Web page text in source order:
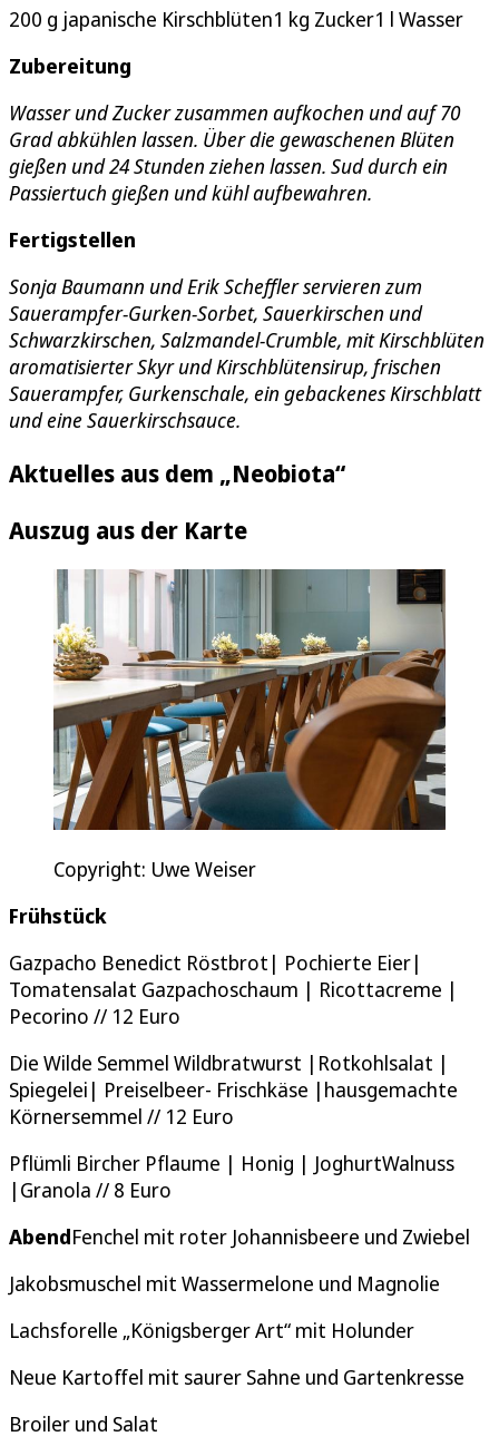
200 g japanische Kirschblüten1 kg Zucker1 l Wasser
Zubereitung
Wasser und Zucker zusammen aufkochen und auf 70
Grad abkühlen lassen. Über die gewaschenen Blüten
gießen und 24 Stunden ziehen lassen. Sud durch ein
Passiertuch gießen und kühl aufbewahren.
Fertigstellen
Sonja Baumann und Erik Scheffler servieren zum
Sauerampfer-Gurken-Sorbet, Sauerkirschen und
Schwarzkirschen, Salzmandel-Crumble, mit Kirschblüten
aromatisierter Skyr und Kirschblütensirup, frischen
Sauerampfer, Gurkenschale, ein gebackenes Kirschblatt
und eine Sauerkirschsauce.
Aktuelles aus dem „Neobiota“
Auszug aus der Karte
Copyright: Uwe Weiser
Frühstück
Gazpacho Benedict Röstbrot| Pochierte Eier|
Tomatensalat Gazpachoschaum | Ricottacreme |
Pecorino // 12 Euro
Die Wilde Semmel Wildbratwurst |Rotkohlsalat |
Spiegelei| Preiselbeer- Frischkäse |hausgemachte
Körnersemmel // 12 Euro
Pflümli Bircher Pflaume | Honig | JoghurtWalnuss
|Granola // 8 Euro
AbendFenchel mit roter Johannisbeere und Zwiebel
Jakobsmuschel mit Wassermelone und Magnolie
Lachsforelle „Königsberger Art“ mit Holunder
Neue Kartoffel mit saurer Sahne und Gartenkresse
Broiler und Salat